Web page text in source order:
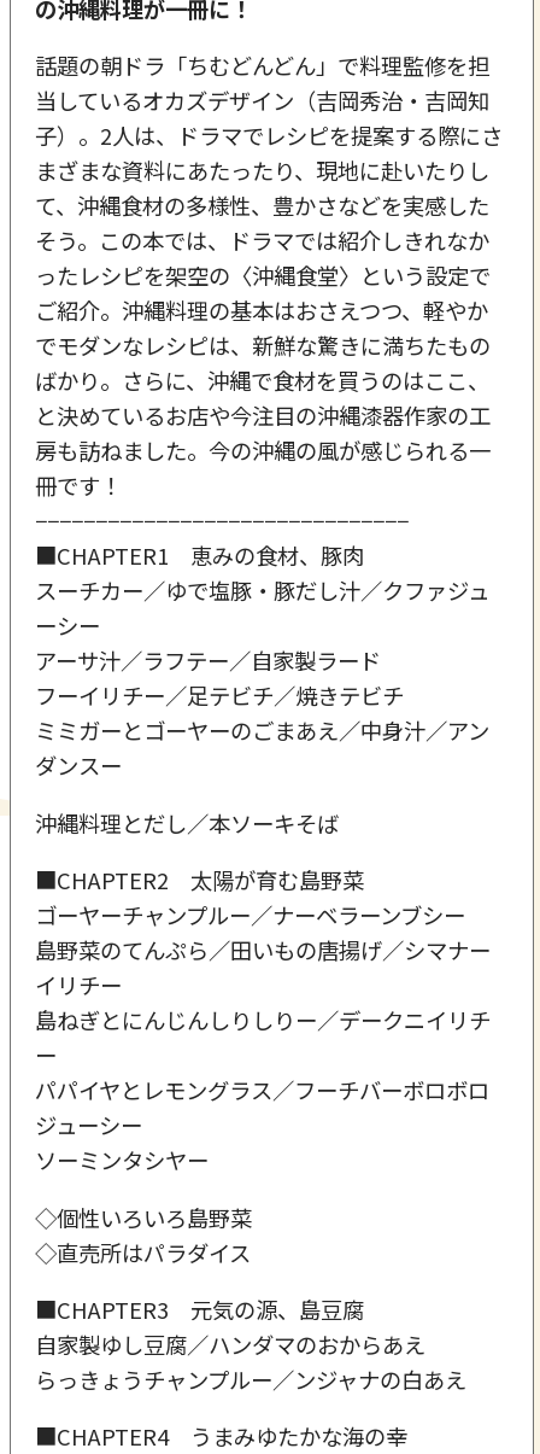
の沖縄料理が一冊に！
話題の朝ドラ「ちむどんどん」で料理監修を担
当しているオカズデザイン（吉岡秀治・吉岡知
子）。2人は、ドラマでレシピを提案する際にさ
まざまな資料にあたったり、現地に赴いたりし
て、沖縄食材の多様性、豊かさなどを実感した
そう。この本では、ドラマでは紹介しきれなか
ったレシピを架空の〈沖縄食堂〉という設定で
ご紹介。沖縄料理の基本はおさえつつ、軽やか
でモダンなレシピは、新鮮な驚きに満ちたもの
ばかり。さらに、沖縄で食材を買うのはここ、
と決めているお店や今注目の沖縄漆器作家の工
房も訪ねました。今の沖縄の風が感じられる一
冊です！
−−−−−−−−−−−−−−−−−−−−−−−−−−−−−−−
■CHAPTER1 恵みの食材、豚肉
スーチカー／ゆで塩豚・豚だし汁／クファジュ
ーシー
アーサ汁／ラフテー／自家製ラード
フーイリチー／足テビチ／焼きテビチ
ミミガーとゴーヤーのごまあえ／中身汁／アン
ダンスー
沖縄料理とだし／本ソーキそば
■CHAPTER2 太陽が育む島野菜
ゴーヤーチャンプルー／ナーベラーンブシー
島野菜のてんぷら／田いもの唐揚げ／シマナー
イリチー
島ねぎとにんじんしりしりー／デークニイリチ
ー
パパイヤとレモングラス／フーチバーボロボロ
ジューシー
ソーミンタシヤー
◇個性いろいろ島野菜
◇直売所はパラダイス
■CHAPTER3 元気の源、島豆腐
自家製ゆし豆腐／ハンダマのおからあえ
らっきょうチャンプルー／ンジャナの白あえ
■CHAPTER4 うまみゆたかな海の幸